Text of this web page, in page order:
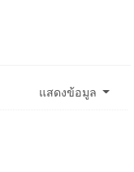
แสดงข้อมูล